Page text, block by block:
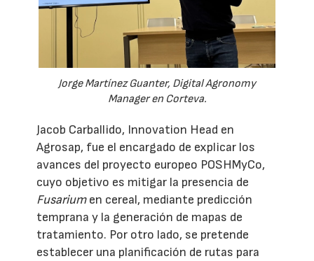
Jorge Martínez Guanter, Digital Agronomy
Manager en Corteva.
Jacob Carballido, Innovation Head en
Agrosap, fue el encargado de explicar los
avances del proyecto europeo POSHMyCo,
cuyo objetivo es mitigar la presencia de
Fusariumen cereal, mediante predicción
temprana y la generación de mapas de
tratamiento. Por otro lado, se pretende
establecer una planificación de rutas para